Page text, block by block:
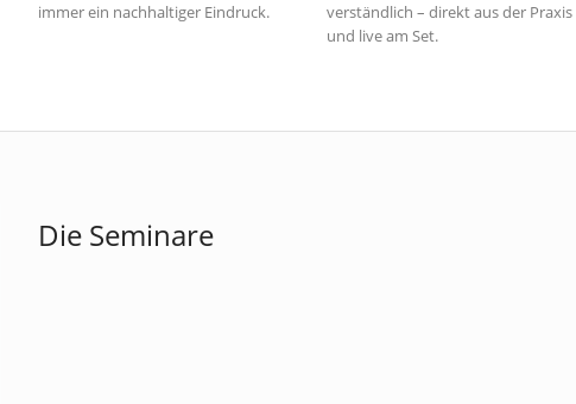
immer ein nachhaltiger Eindruck.
verständlich – direkt aus der Praxis
und live am Set.
Die Seminare